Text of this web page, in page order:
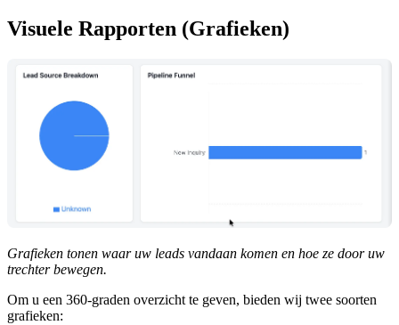
Visuele Rapporten (Grafieken)
Grafieken tonen waar uw leads vandaan komen en hoe ze door uw
trechter bewegen.
Om u een 360-graden overzicht te geven, bieden wij twee soorten
grafieken: